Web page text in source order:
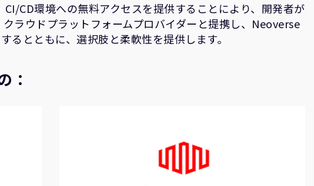
CD環境への無料アクセスを提供することにより、開発者が
ラウドプラットフォームプロバイダーと提携し、Neoverse
とともに、選択肢と柔軟性を提供します。
：